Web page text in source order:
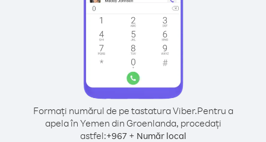
Formați numărul de pe tastatura Viber.Pentru a
apela în Yemen din Groenlanda, procedați
astfel:+967+ Număr local